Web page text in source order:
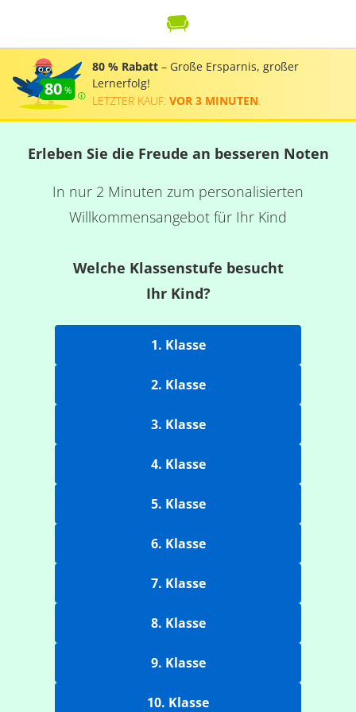
80
80 % Rabatt – Große Ersparnis, großer
Lernerfolg!
LETZTER KAUF: VOR 3 MINUTEN
Erleben Sie die Freude an besseren Noten
In nur 2 Minuten zum personalisierten
Willkommensangebot für Ihr Kind
Welche Klassenstufe besucht
Ihr Kind?
1. Klasse
2. Klasse
3. Klasse
4. Klasse
5. Klasse
6. Klasse
7. Klasse
8. Klasse
9. Klasse
10. Klasse